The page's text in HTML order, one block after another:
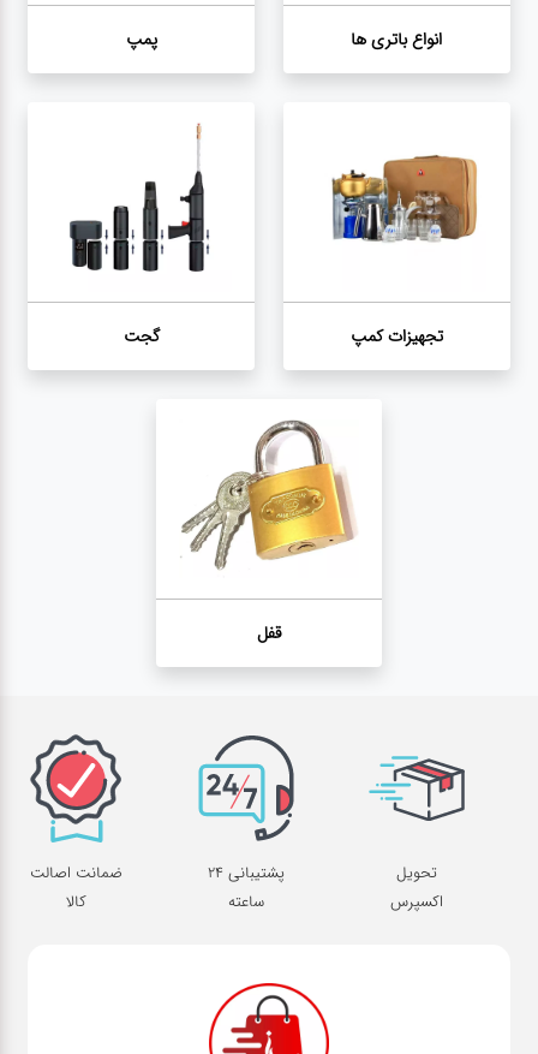
انواع باتری ها پمپ
تجهیزات کمپ گجت
قفل
تحویل
اکسپرس
پشتیبانی 24
ساعته
ضمانت اصالت
کالا